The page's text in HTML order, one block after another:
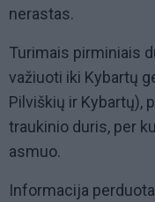
nerastas.
Turimais pirminiais
važiuoti iki Kybartų
Pilviškių ir Kybartų),
traukinio duris, per
asmuo.
Informacija